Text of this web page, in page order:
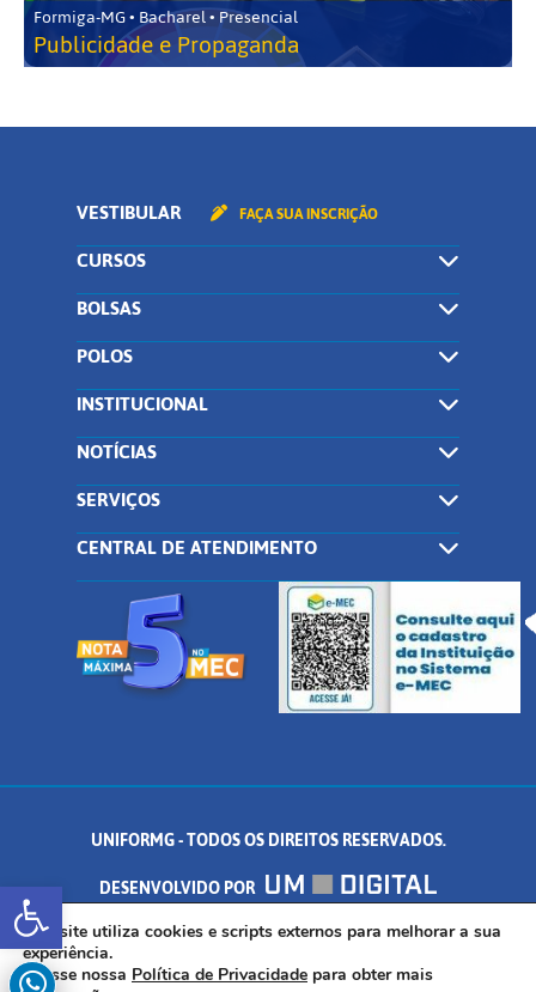
Abrir a barra de ferramentas
Formiga-MG • Bacharel • Presencial
Publicidade e Propaganda
VESTIBULAR FAÇA SUA INSCRIÇÃO
CURSOS
BOLSAS
POLOS
INSTITUCIONAL
NOTÍCIAS
SERVIÇOS
CENTRAL DE ATENDIMENTO
UNIFORMG - TODOS OS DIREITOS RESERVADOS.
DESENVOLVIDO POR
AV. DR. ARNALDO DE SENNA, 328 - PALMEIRAS, FORMIGA/MG - CEP:
35.574.530
Este site utiliza cookies e scripts externos para melhorar a sua
experiência.
Acesse nossa Política de Privacidade para obter mais